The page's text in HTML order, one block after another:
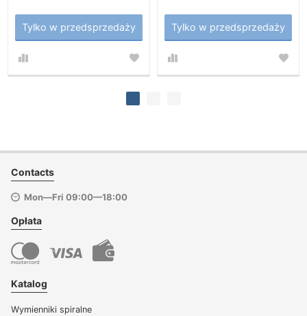
Tylko w przedsprzedaży Tylko w przedsprzedaży
Contacts
Mon—Fri 09:00—18:00
Opłata
Katalog
Wymienniki spiralne